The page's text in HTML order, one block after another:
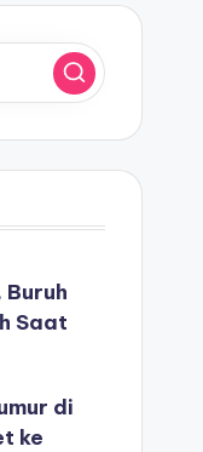
Saat
di
ke